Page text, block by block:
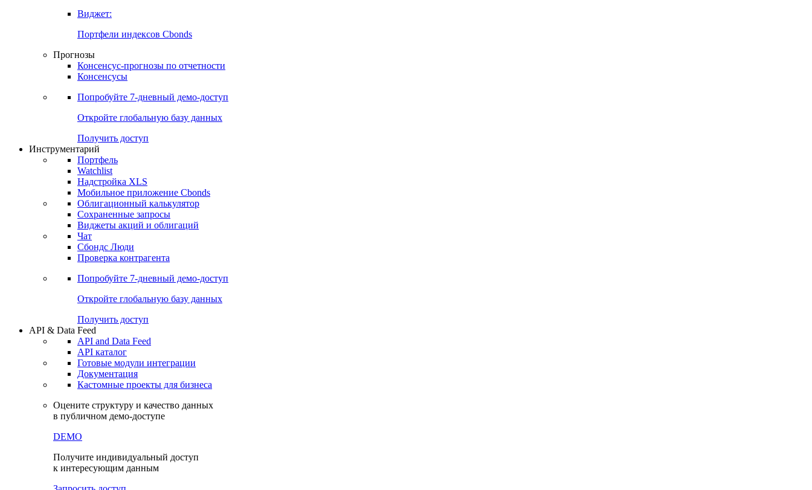
Виджет:
Портфели индексов Cbonds
Прогнозы
Консенсус-прогнозы по отчетности
Консенсусы
Попробуйте 7-дневный демо-доступ
Откройте глобальную базу данных
Получить доступ
Инструментарий
Портфель
Watchlist
Надстройка XLS
Мобильное приложение Cbonds
Облигационный калькулятор
Сохраненные запросы
Виджеты акций и облигаций
Чат
Сбондс Люди
Проверка контрагента
Попробуйте 7-дневный демо-доступ
Откройте глобальную базу данных
Получить доступ
API & Data Feed
API and Data Feed
API каталог
Готовые модули интеграции
Документация
Кастомные проекты для бизнеса
Оцените структуру и качество данных
в публичном демо-доступе
DEMO
Получите индивидуальный доступ
к интересующим данным